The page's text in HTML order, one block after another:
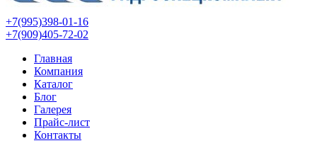
+7(995)398-01-16
+7(909)405-72-02
Главная
Компания
Каталог
Блог
Галерея
Прайс-лист
Контакты